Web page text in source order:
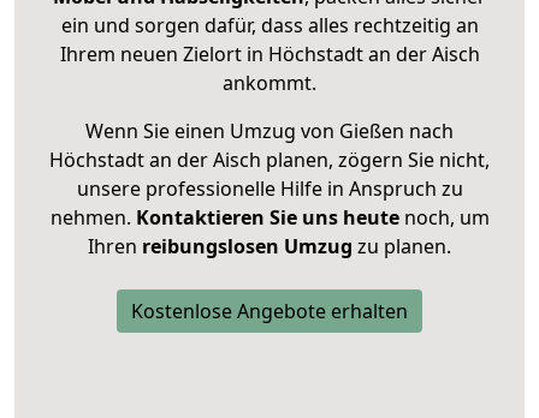
ein und sorgen dafür, dass alles rechtzeitig an
Ihrem neuen Zielort in Höchstadt an der Aisch
ankommt.
Wenn Sie einen Umzug von Gießen nach
Höchstadt an der Aisch planen, zögern Sie nicht,
unsere professionelle Hilfe in Anspruch zu
nehmen. Kontaktieren Sie uns heutenoch, um
Ihren reibungslosen Umzug zu planen.
Kostenlose Angebote erhalten